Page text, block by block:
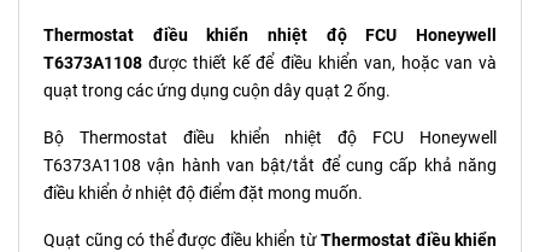
Thermostat điều khiển nhiệt độ FCU Honeywell
T6373A1108 được thiết kế để điều khiển van, hoặc van và
quạt trong các ứng dụng cuộn dây quạt 2 ống.
Bộ Thermostat điều khiển nhiệt độ FCU Honeywell
T6373A1108 vận hành van bật/tắt để cung cấp khả năng
điều khiển ở nhiệt độ điểm đặt mong muốn.
Quạt cũng có thể được điều khiển từThermostat điều khiển